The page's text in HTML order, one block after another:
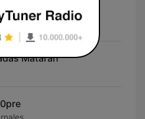
Tijuana
de Tijuana
Mataran